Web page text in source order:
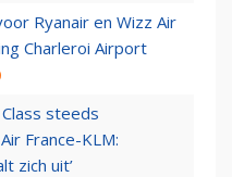
Ryanair en Wizz Air
Charleroi Airport
steeds
France-KLM:
zich uit’